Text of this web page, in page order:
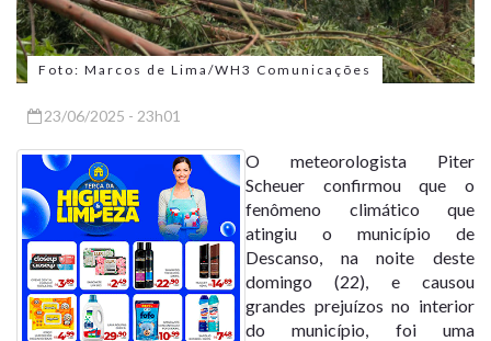
Foto: Marcos de Lima/WH3 Comunicações
23/06/2025 - 23h01
O meteorologista Piter
Scheuer confirmou que o
fenômeno climático que
atingiu o município de
Descanso, na noite deste
domingo (22), e causou
grandes prejuízos no interior
do município, foi uma